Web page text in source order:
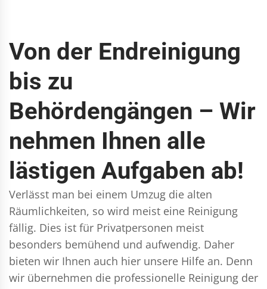
Von der Endreinigung
bis zu
Behördengängen – Wir
nehmen Ihnen alle
lästigen Aufgaben ab!
Verlässt man bei einem Umzug die alten
Räumlichkeiten, so wird meist eine Reinigung
fällig. Dies ist für Privatpersonen meist
besonders bemühend und aufwendig. Daher
bieten wir Ihnen auch hier unsere Hilfe an. Denn
wir übernehmen die professionelle Reinigung der